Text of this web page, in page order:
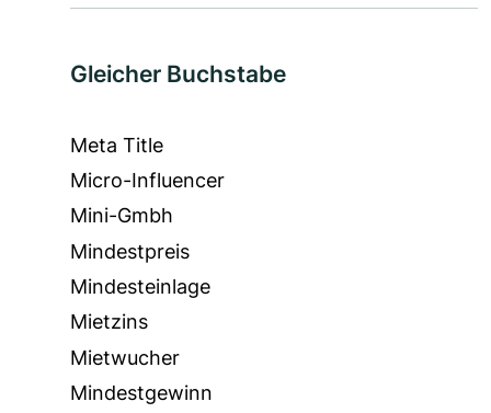
Gleicher Buchstabe
Meta Title
Micro-Influencer
Mini-Gmbh
Mindestpreis
Mindesteinlage
Mietzins
Mietwucher
Mindestgewinn